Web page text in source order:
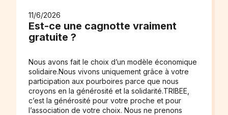
11/6/2026
Est-ce une cagnotte vraiment
gratuite ?
Nous avons fait le choix d’un modèle économique
solidaire.Nous vivons uniquement grâce à votre
participation aux pourboires parce que nous
croyons en la générosité et la solidarité.TRIBEE,
c’est la générosité pour votre proche et pour
l’association de votre choix. Nous ne prenons